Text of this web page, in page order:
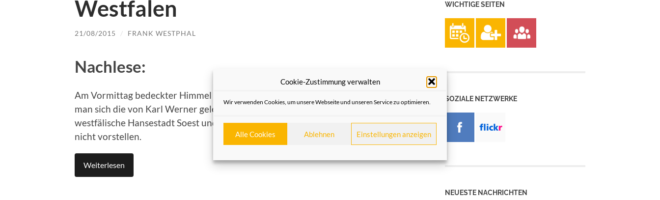
Cookie-Zustimmung verwalten
Wir verwenden Cookies, um unsere Webseite und unseren Service zu optimieren.
Alle Cookies Ablehnen Einstellungen anzeigen
Westfalen
21/08/2015 / FRANK WESTPHAL
Nachlese:
Am Vormittag bedeckter Himmel und am Nachmittag viel Sonne. Besser konnte
man sich die von Karl Werner geleitete Tagestour der Heimatfreunde in die
westfälische Hansestadt Soest und in die drittgrößte NRW-Stadt Dortmund
nicht vorstellen.
Weiterlesen
WICHTIGE SEITEN
SOZIALE NETZWERKE
NEUESTE NACHRICHTEN